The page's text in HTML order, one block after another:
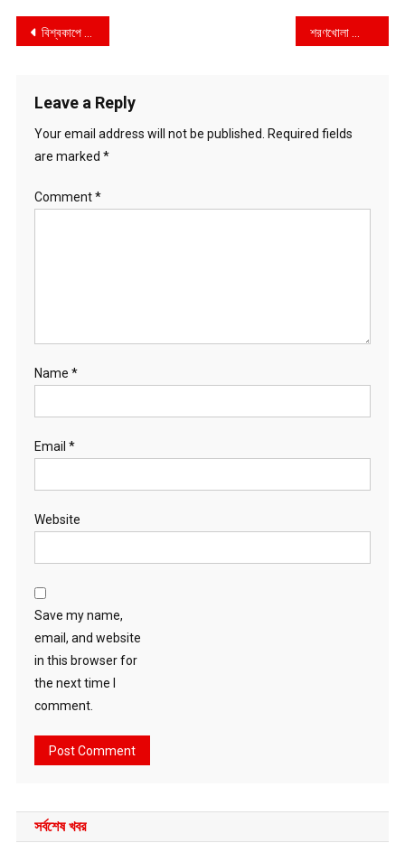
Post
বিশ্বকাপে রাজনীতির অফসাইড : ফুটবলের মঞ্চে ক্ষমতার প্রদর্শনী
Leave a Reply
Your email address will not be published. Required fields
are marked *
Comment*
Name *
Email *
Website
Save my name,
email, and website
in this browser for
the next time I
comment.
সর্বশেষ খবর